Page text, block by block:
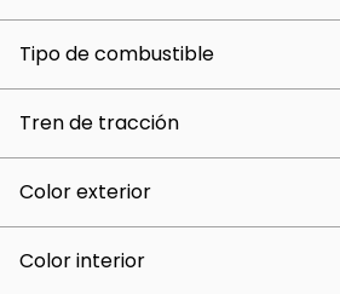
Tipo de combustible
Tren de tracción
Color exterior
Color interior